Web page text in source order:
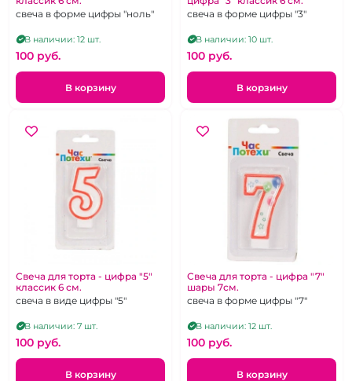
свеча в форме цифры "ноль"
В наличии: 12 шт.
100 pуб.
В корзину
свеча в форме цифры "3"
В наличии: 10 шт.
100 pуб.
В корзину
Свеча для торта - цифра "5"
классик 6 см.
свеча в виде цифры "5"
В наличии: 7 шт.
100 pуб.
В корзину
Свеча для торта - цифра "7"
шары 7см.
свеча в форме цифры "7"
В наличии: 12 шт.
100 pуб.
В корзину